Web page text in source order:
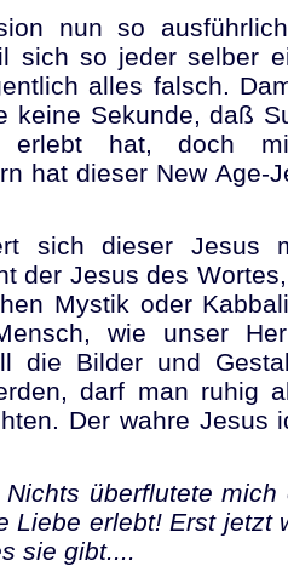
nun so
sich so jeder selber
alles falsch.
keine Sekunde, daß
hat, doch
hat dieser New Age-
sich dieser Jesus
der Jesus des
Mystik oder
wie unser
die Bilder und
darf man ruhig
Der wahre Jesus
überflutete
Liebe erlebt! Erst jetzt
sie gibt....